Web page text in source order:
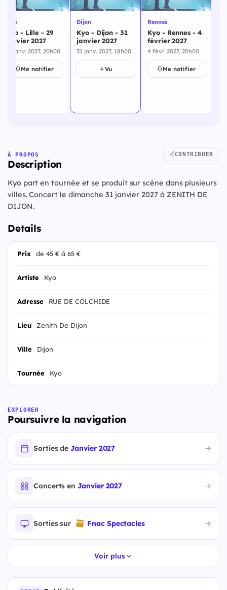
Lille
Kyo - Lille - 29
janvier 2027
29 janv. 2027, 20h00
Me notifier
Dijon
Kyo - Dijon - 31
janvier 2027
31 janv. 2027, 18h00
Vu
Rennes
Kyo - Rennes - 4
février 2027
4 févr. 2027, 20h00
Me notifier
À PROPOS
Description
CONTRIBUER
Kyo part en tournée et se produit sur scène dans plusieurs
villes. Concert le dimanche 31 janvier 2027 à ZENITH DE
DIJON.
Details
Prix de 45 € à 65 €
Artiste Kyo
Adresse RUE DE COLCHIDE
Lieu Zenith De Dijon
Ville Dijon
Tournée Kyo
EXPLORER
Poursuivre la navigation
Sorties deJanvier 2027
Concerts enJanvier 2027
Sorties sur Fnac Spectacles
Voir plus